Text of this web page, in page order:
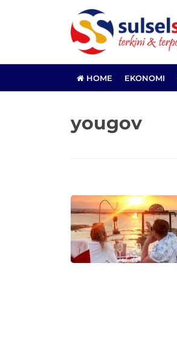
HOME EKONOMI
yougov